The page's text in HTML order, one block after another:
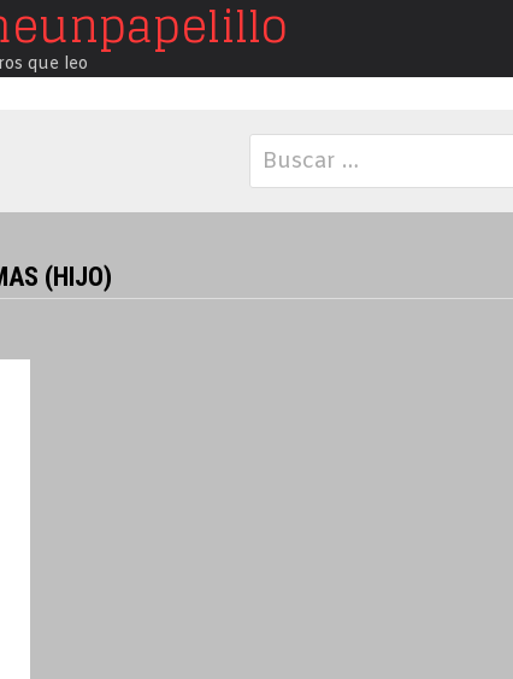
que leo
Buscar:
(HIJO)